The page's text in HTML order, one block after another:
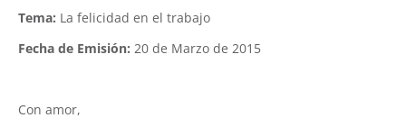
Tema: La felicidad en el trabajo
Fecha de Emisión: 20 de Marzo de 2015
Con amor,